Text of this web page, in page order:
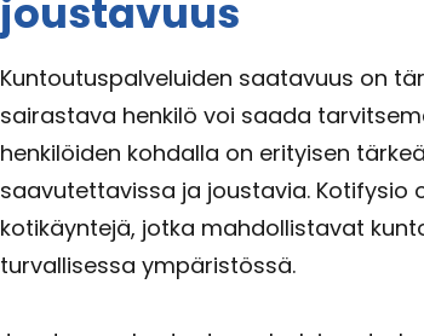
joustavuus
Kuntoutuspalveluiden saatavuus on
sairastava henkilö voi saada
henkilöiden kohdalla on erityisen
saavutettavissa ja joustavia.
kotikäyntejä, jotka mahdollistavat
turvallisessa ympäristössä.